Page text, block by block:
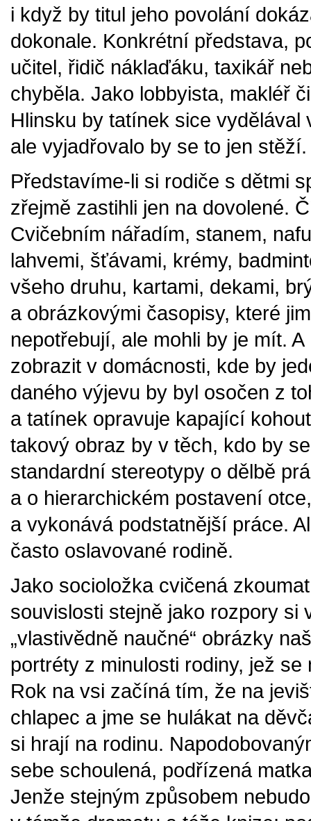
i když by titul jeho povolání
dokonale. Konkrétní představa,
učitel, řidič náklaďáku, taxikář
chyběla. Jako lobbyista, makléř
Hlinsku by tatínek sice
ale vyjadřovalo by se to jen stěží.
Představíme-li si rodiče s dětmi
zřejmě zastihli jen na dovolené.
Cvičebním nářadím, stanem,
lahvemi, šťávami, krémy,
všeho druhu, kartami, dekami,
a obrázkovými časopisy, které
nepotřebují, ale mohli by je mít.
zobrazit v domácnosti, kde by
daného výjevu by byl osočen z
a tatínek opravuje kapající
takový obraz by v těch, kdo by
standardní stereotypy o dělbě
a o hierarchickém postavení
a vykonává podstatnější práce.
často oslavované rodině.
Jako socioložka cvičená
souvislosti stejně jako rozpory si
„vlastivědně naučné“ obrázky
portréty z minulosti rodiny, jež
Rok na vsi začíná tím, že na
chlapec a jme se hulákat na
si hrají na rodinu.
sebe schoulená, podřízená
Jenže stejným způsobem